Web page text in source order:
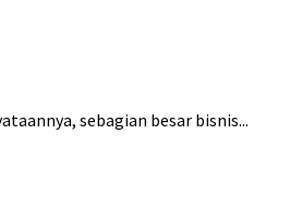
sebagian besar bisnis...